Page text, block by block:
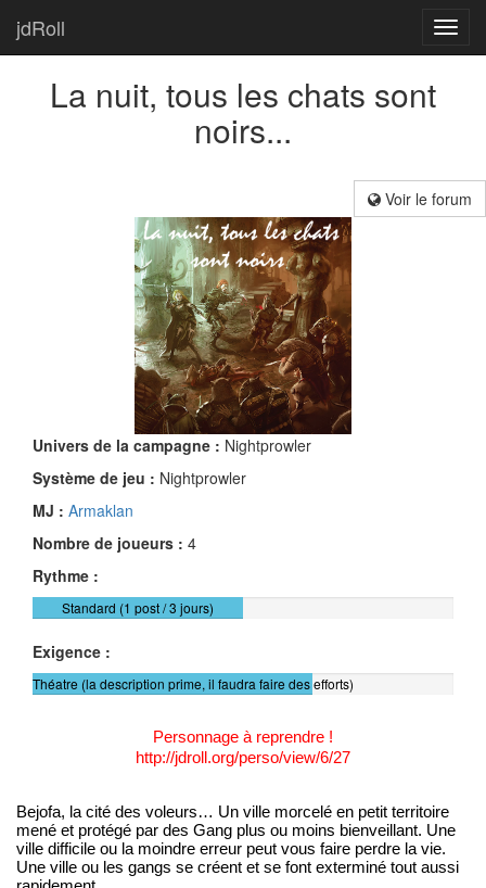
jdRoll
La nuit, tous les chats sont
noirs...
Voir le forum
Univers de la campagne : Nightprowler
Système de jeu : Nightprowler
MJ : Armaklan
Nombre de joueurs : 4
Rythme :
Standard (1 post / 3 jours)
Exigence :
Théatre (la description prime, il faudra faire des efforts)
Personnage à reprendre !
http://jdroll.org/perso/view/6/27
Bejofa, la cité des voleurs… Un ville morcelé en petit territoire
mené et protégé par des Gang plus ou moins bienveillant. Une
ville difficile ou la moindre erreur peut vous faire perdre la vie.
Une ville ou les gangs se créent et se font exterminé tout aussi